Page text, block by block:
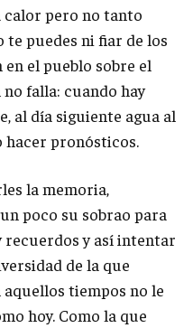
calor pero no tanto
te puedes ni fiar de los
el pueblo sobre el
falla: cuando hay
al día siguiente agua al
hacer pronósticos.
la memoria,
poco su sobrao para
recuerdos y así intentar
de la que
tiempos no le
hoy. Como la que